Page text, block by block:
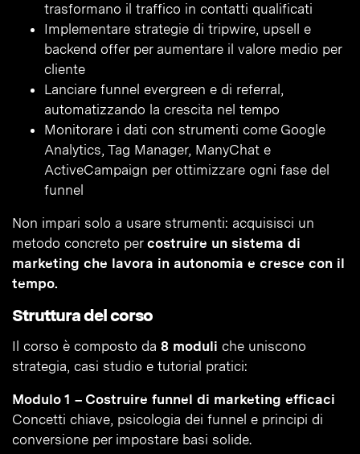
trasformano il traffico in contatti qualificati
Implementare strategie di tripwire, upsell e
backend offer per aumentare il valore medio per
cliente
Lanciare funnel evergreen e di referral,
automatizzando la crescita nel tempo
Monitorare i dati con strumenti come Google
Analytics, Tag Manager, ManyChat e
ActiveCampaign per ottimizzare ogni fase del
funnel
Non impari solo a usare strumenti: acquisisci un
metodo concreto per costruire un sistema di
marketing che lavora in autonomia e cresce con il
tempo.
Struttura del corso
Il corso è composto da 8 moduli che uniscono
strategia, casi studio e tutorial pratici:
Modulo 1 – Costruire funnel di marketing efficaci
Concetti chiave, psicologia dei funnel e principi di
conversione per impostare basi solide.